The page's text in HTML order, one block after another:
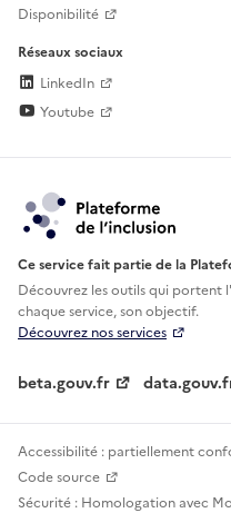
Disponibilité
Réseaux sociaux
LinkedIn
Youtube
Ce service fait partie de la
Découvrez les outils qui portent
chaque service, son objectif.
Découvrez nos services
beta.gouv.fr
Accessibilité : partiellement
Code source
Sécurité : Homologation avec